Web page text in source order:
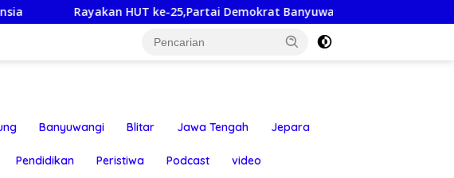
HUT ke-25,Partai Demokrat Banyuwangi Ajak Warga Bersihkan Pantai Kedunen
Banyuwangi Blitar Jawa Tengah Jepara
Pendidikan Peristiwa Podcast video